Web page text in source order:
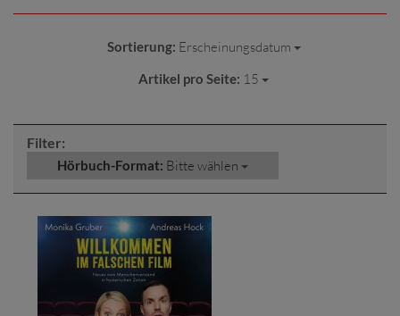
Sortierung: Erscheinungsdatum
Artikel pro Seite: 15
Filter:
Hörbuch-Format: Bitte wählen